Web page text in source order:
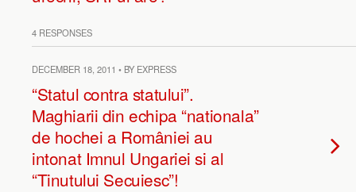
4 RESPONSES
DECEMBER 18, 2011 • BY EXPRESS
“Statul contra statului”.
Maghiarii din echipa “nationala”
de hochei a României au
intonat Imnul Ungariei si al
“Tinutului Secuiesc”!